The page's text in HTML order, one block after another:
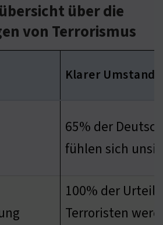
über die
von Terrorismus
Klarer Umstand
65% der
fühlen sich
100% der
Terroristen